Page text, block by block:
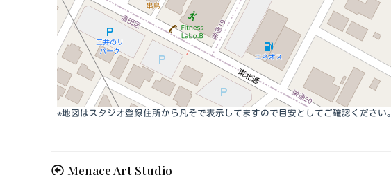
※地図はスタジオ登録住所から凡そで表示してますので目安としてご確認ください。
Menace Art Studio